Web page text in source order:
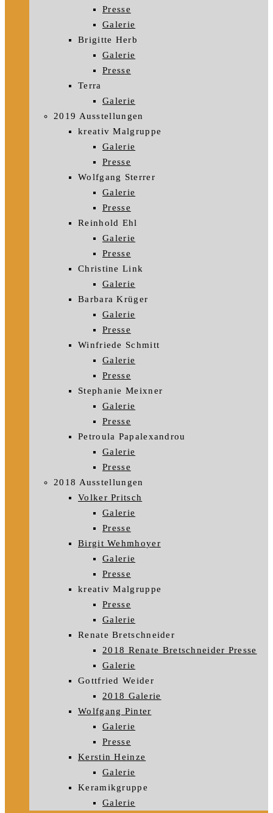
Presse
Galerie
Brigitte Herb
Galerie
Presse
Terra
Galerie
2019 Ausstellungen
kreativ Malgruppe
Galerie
Presse
Wolfgang Sterrer
Galerie
Presse
Reinhold Ehl
Galerie
Presse
Christine Link
Galerie
Barbara Krüger
Galerie
Presse
Winfriede Schmitt
Galerie
Presse
Stephanie Meixner
Galerie
Presse
Petroula Papalexandrou
Galerie
Presse
2018 Ausstellungen
Volker Pritsch
Galerie
Presse
Birgit Wehmhoyer
Galerie
Presse
kreativ Malgruppe
Presse
Galerie
Renate Bretschneider
2018 Renate Bretschneider Presse
Galerie
Gottfried Weider
2018 Galerie
Wolfgang Pinter
Galerie
Presse
Kerstin Heinze
Galerie
Keramikgruppe
Galerie